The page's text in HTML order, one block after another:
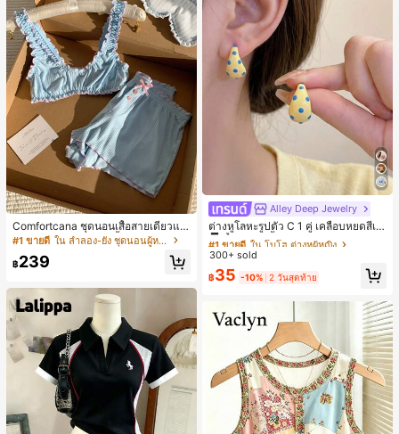
Comfortcana ชุดนอนเสื้อสายเดี่ยวแต่
งระบายและกางเกงขาสั้นสำหรับผู้หญิง
#1 ขายดี ใน ลำลอง-ยัง ชุดนอนผู้หญิง
฿239
Alley Deep Jewelry
ต่างหูโลหะรูปตัว C 1 คู่ เคลือบหยดสีเห
ลือง ลายจุดสีน้ำเงิน สไตล์ยุโรปและอเม
ริกัน แฟชั่นส่วนตัว หวานและสง่างาม
สำหรับผู้หญิงและเด็กหญิง สำหรับการเ
ดินทาง งานแต่งงาน ปาร์ตี้ วันเกิด ของ
#1 ขายดี ใน โบโฮ ต่างหูผู้หญิง
ลูกค้ากลับมาซื้อซ้ำ!
#1 ขายดี ใน โบโฮ ต่างหูผู้หญิง
ลูกค้ากลับมาซื้อซ้ำ!
#1 ขายดี ใน โบโฮ ต่างหูผู้หญิง
ลูกค้ากลับมาซื้อซ้ำ!
#1 ขายดี ใน โบโฮ ต่างหูผู้หญิง
300+ sold
฿35 -10% 2 วันสุดท้าย